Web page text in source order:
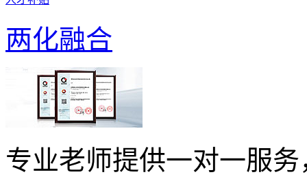
两化融合
专业老师提供一对一服